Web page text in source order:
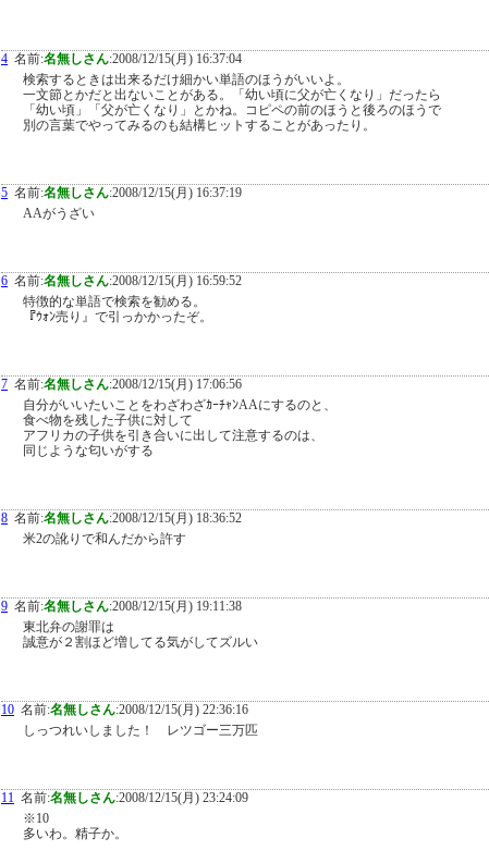
4 名前:名無しさん:2008/12/15(月) 16:37:04
検索するときは出来るだけ細かい単語のほうがいいよ。
一文節とかだと出ないことがある。「幼い頃に父が亡くなり」だったら
「幼い頃」「父が亡くなり」とかね。コピペの前のほうと後ろのほうで
別の言葉でやってみるのも結構ヒットすることがあったり。
5 名前:名無しさん:2008/12/15(月) 16:37:19
AAがうざい
6 名前:名無しさん:2008/12/15(月) 16:59:52
特徴的な単語で検索を勧める。
『ｳｫﾝ売り』で引っかかったぞ。
7 名前:名無しさん:2008/12/15(月) 17:06:56
自分がいいたいことをわざわざｶｰﾁｬﾝAAにするのと、
食べ物を残した子供に対して
アフリカの子供を引き合いに出して注意するのは、
同じような匂いがする
8 名前:名無しさん:2008/12/15(月) 18:36:52
米2の訛りで和んだから許す
9 名前:名無しさん:2008/12/15(月) 19:11:38
東北弁の謝罪は
誠意が２割ほど増してる気がしてズルい
10 名前:名無しさん:2008/12/15(月) 22:36:16
しっつれいしました！ レツゴー三万匹
11 名前:名無しさん:2008/12/15(月) 23:24:09
※10
多いわ。精子か。